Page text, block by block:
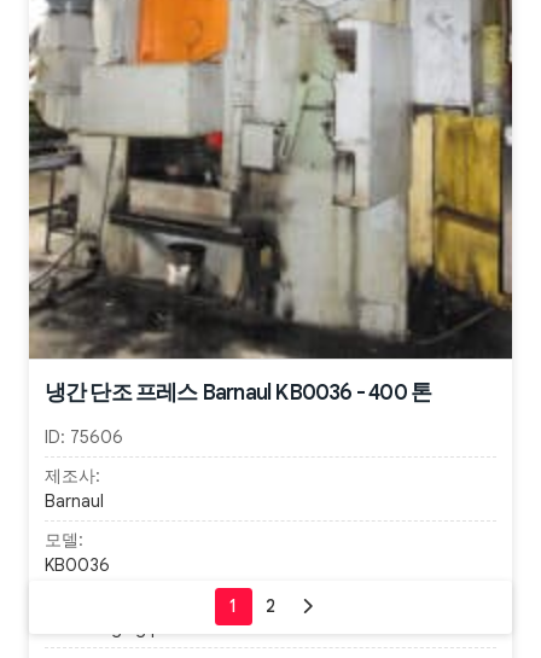
냉간 단조 프레스 Barnaul KB0036 - 400 톤
ID: 75606
제조사:
Barnaul
모델:
KB0036